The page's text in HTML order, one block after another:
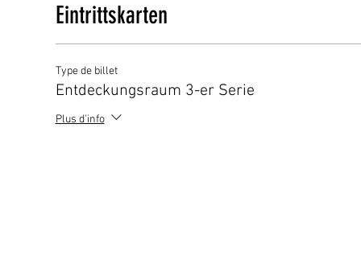
Eintrittskarten
Type de billet
Entdeckungsraum 3-er Serie
Plus d'info